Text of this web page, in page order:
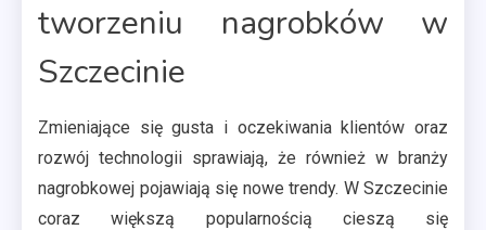
tworzeniu nagrobków w
Szczecinie
Zmieniające się gusta i oczekiwania klientów oraz
rozwój technologii sprawiają, że również w branży
nagrobkowej pojawiają się nowe trendy. W Szczecinie
coraz większą popularnością cieszą się